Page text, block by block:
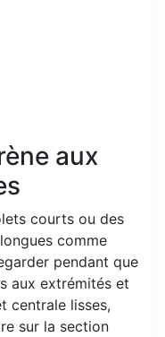
aux
courts ou des
comme
pendant que
aux extrémités et
centrale lisses,
sur la section